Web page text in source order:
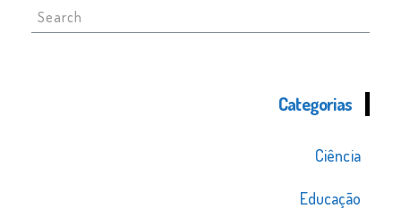
Search
for:
Categorias
Ciência
Educação